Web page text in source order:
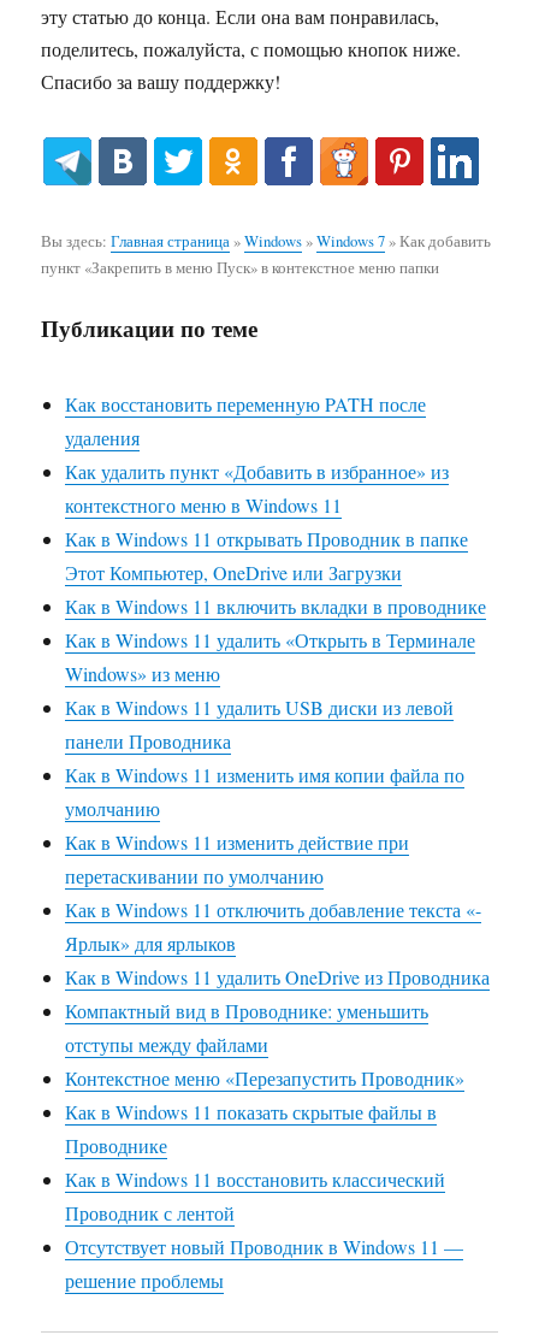
эту статью до конца. Если она вам понравилась,
поделитесь, пожалуйста, с помощью кнопок ниже.
Спасибо за вашу поддержку!
Вы здесь:Главная страница»Windows»Windows 7»Как добавить
пункт «Закрепить в меню Пуск» в контекстное меню папки
Публикации по теме
Как восстановить переменную PATH после
удаления
Как удалить пункт «Добавить в избранное» из
контекстного меню в Windows 11
Как в Windows 11 открывать Проводник в папке
Этот Компьютер, OneDrive или Загрузки
Как в Windows 11 включить вкладки в проводнике
Как в Windows 11 удалить «Открыть в Терминале
Windows» из меню
Как в Windows 11 удалить USB диски из левой
панели Проводника
Как в Windows 11 изменить имя копии файла по
умолчанию
Как в Windows 11 изменить действие при
перетаскивании по умолчанию
Как в Windows 11 отключить добавление текста «-
Ярлык» для ярлыков
Как в Windows 11 удалить OneDrive из Проводника
Компактный вид в Проводнике: уменьшить
отступы между файлами
Контекстное меню «Перезапустить Проводник»
Как в Windows 11 показать скрытые файлы в
Проводнике
Как в Windows 11 восстановить классический
Проводник с лентой
Отсутствует новый Проводник в Windows 11 —
решение проблемы